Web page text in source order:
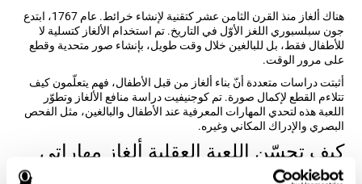
هناك ألغاز منذ القرن الثامن عشر كتقنية لإنشاء خرائط. عام 1767، ابتدع
جون سبلسبوري اللغز الأوّل في التاريخ. تم استخدام الألغاز كتسلية لا
للأطفال فقط، بل للبالغين خلال وقت طويل، بإنشاء صور متحدية وقطع
على مرور الوقت.
أثبتت دراسات متعددة أنّ بناء ألغاز من قبل الأطفال، فهم يتعلّمون كيف
تتلاءم القطع لإكمال صورة. تم كوجنيفيت دراسة منافع الألغاز وتطوّر
اللعبة هذه لتحدي المهارات المعرفية عند الأطفال والبالغين، مثل الفحص
البصري والإدراك المكاني وغيره.
كيف تحسّن اللعبة العقلية ألغاز مهاراتي
المعرفية؟